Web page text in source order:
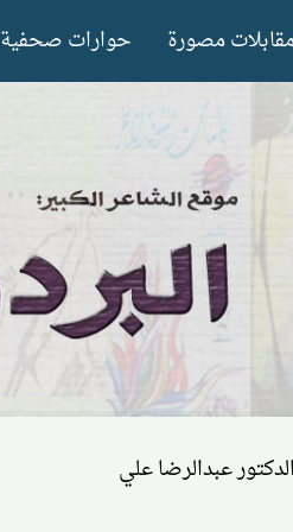
مصورة حوارات صحفية
عبدالرضا علي